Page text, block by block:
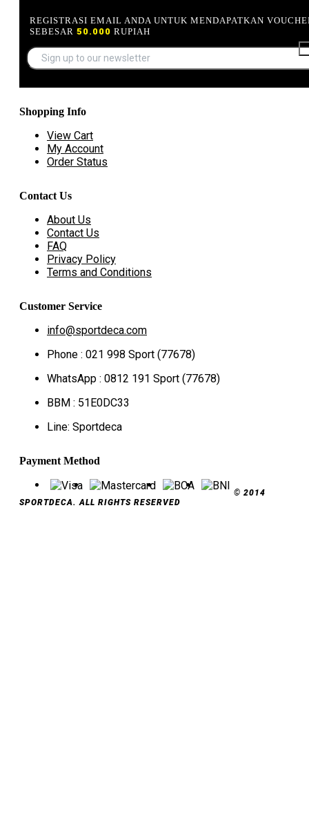
REGISTRASI EMAIL ANDA UNTUK MENDAPATKAN
SEBESAR 50.000 RUPIAH
Shopping Info
View Cart
My Account
Order Status
Contact Us
About Us
Contact Us
FAQ
Privacy Policy
Terms and Conditions
Customer Service
info@sportdeca.com
Phone : 021 998 Sport (77678)
WhatsApp : 0812 191 Sport (77678)
BBM : 51E0DC33
Line: Sportdeca
Payment Method
© 2014
SPORTDECA. ALL RIGHTS RESERVED